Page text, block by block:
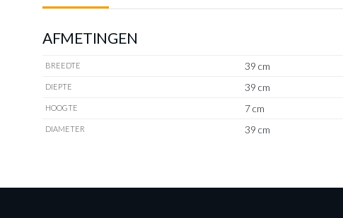
AFMETINGEN
BREEDTE 39 cm
DIEPTE 39 cm
HOOGTE 7 cm
DIAMETER 39 cm